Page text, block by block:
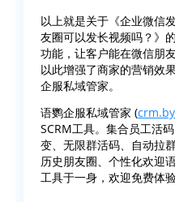
以上就是关于《企业微信
友圈可以发长视频吗？》
功能，让客户能在微信朋
以此增强了商家的营销效
企服私域管家。
语鹦企服私域管家 (
SCRM工具。集合员工活
变、无限群活码、自动拉
历史朋友圈、个性化欢迎
工具于一身，欢迎免费体验